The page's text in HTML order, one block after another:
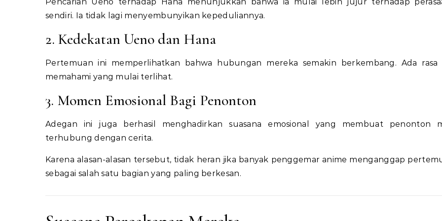
sendiri. Ia tidak lagi menyembunyikan kepeduliannya.
2. Kedekatan Ueno dan Hana
Pertemuan ini memperlihatkan bahwa hubungan mereka semakin berkembang. Ada rasa
memahami yang mulai terlihat.
3. Momen Emosional Bagi Penonton
Adegan ini juga berhasil menghadirkan suasana emosional yang membuat penonton
terhubung dengan cerita.
Karena alasan-alasan tersebut, tidak heran jika banyak penggemar anime menganggap
sebagai salah satu bagian yang paling berkesan.